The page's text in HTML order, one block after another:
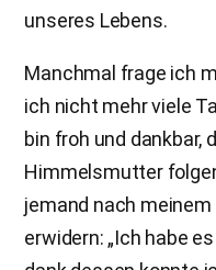
unseres Lebens.
Manchmal frage ich
ich nicht mehr viele
bin froh und dankbar,
Himmelsmutter
jemand nach
erwidern: „Ich habe